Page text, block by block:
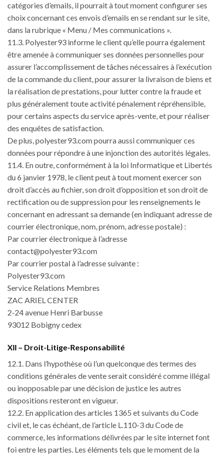
catégories d’emails, il pourrait à tout moment configurer ses
choix concernant ces envois d’emails en se rendant sur le site,
dans la rubrique « Menu / Mes communications ».
11.3. Polyester93 informe le client qu’elle pourra également
être amenée à communiquer ses données personnelles pour
assurer l’accomplissement de tâches nécessaires à l’exécution
de la commande du client, pour assurer la livraison de biens et
la réalisation de prestations, pour lutter contre la fraude et
plus généralement toute activité pénalement répréhensible,
pour certains aspects du service après-vente, et pour réaliser
des enquêtes de satisfaction.
De plus, polyester93.com pourra aussi communiquer ces
données pour répondre à une injonction des autorités légales.
11.4. En outre, conformément à la loi Informatique et Libertés
du 6 janvier 1978, le client peut à tout moment exercer son
droit d’accès au fichier, son droit d’opposition et son droit de
rectification ou de suppression pour les renseignements le
concernant en adressant sa demande (en indiquant adresse de
courrier électronique, nom, prénom, adresse postale) :
Par courrier électronique à l’adresse
contact@polyester93.com
Par courrier postal à l’adresse suivante :
Polyester93.com
Service Relations Membres
ZAC ARIEL CENTER
2-24 avenue Henri Barbusse
93012 Bobigny cedex
XII – Droit-Litige-Responsabilité
12.1. Dans l’hypothèse où l’un quelconque des termes des
conditions générales de vente serait considéré comme illégal
ou inopposable par une décision de justice les autres
dispositions resteront en vigueur.
12.2. En application des articles 1365 et suivants du Code
civil et, le cas échéant, de l’article L.110-3 du Code de
commerce, les informations délivrées par le site internet font
foi entre les parties. Les éléments tels que le moment de la